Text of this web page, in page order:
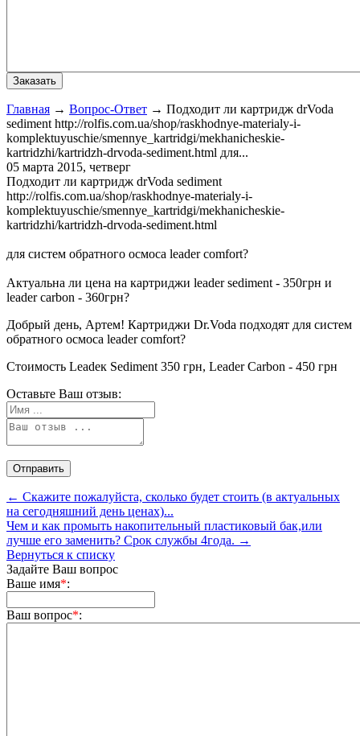
Главная → Вопрос-Ответ → Подходит ли картридж drVoda
sediment http://rolfis.com.ua/shop/raskhodnye-materialy-i-
komplektuyuschie/smennye_kartridgi/mekhanicheskie-
kartridzhi/kartridzh-drvoda-sediment.html для...
05 марта 2015, четверг
Подходит ли картридж drVoda sediment
http://rolfis.com.ua/shop/raskhodnye-materialy-i-
komplektuyuschie/smennye_kartridgi/mekhanicheskie-
kartridzhi/kartridzh-drvoda-sediment.html
для систем обратного осмоса leader comfort?
Актуальна ли цена на картриджи leader sediment - 350грн и
leader carbon - 360грн?
Добрый день, Артем! Картриджи Dr.Voda подходят для систем
обратного осмоса leader comfort?
Стоимость Leadeк Sediment 350 грн, Leader Carbon - 450 грн
Оставьте Ваш отзыв:
← Скажите пожалуйста, сколько будет стоить (в актуальных
на сегодняшний день ценах)...
Чем и как промыть накопительный пластиковый бак,или
лучше его заменить? Срок службы 4года. →
Вернуться к списку
Задайте Ваш вопрос
Ваше имя*:
Ваш вопрос*: